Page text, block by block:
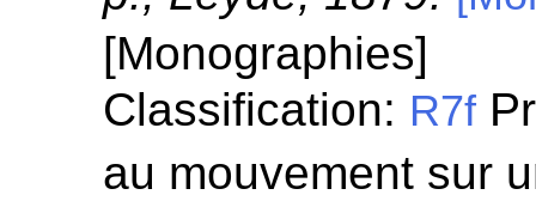
[Monographies]
Classification: R7f
au mouvement sur